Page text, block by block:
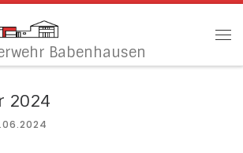
Babenhausen
2024